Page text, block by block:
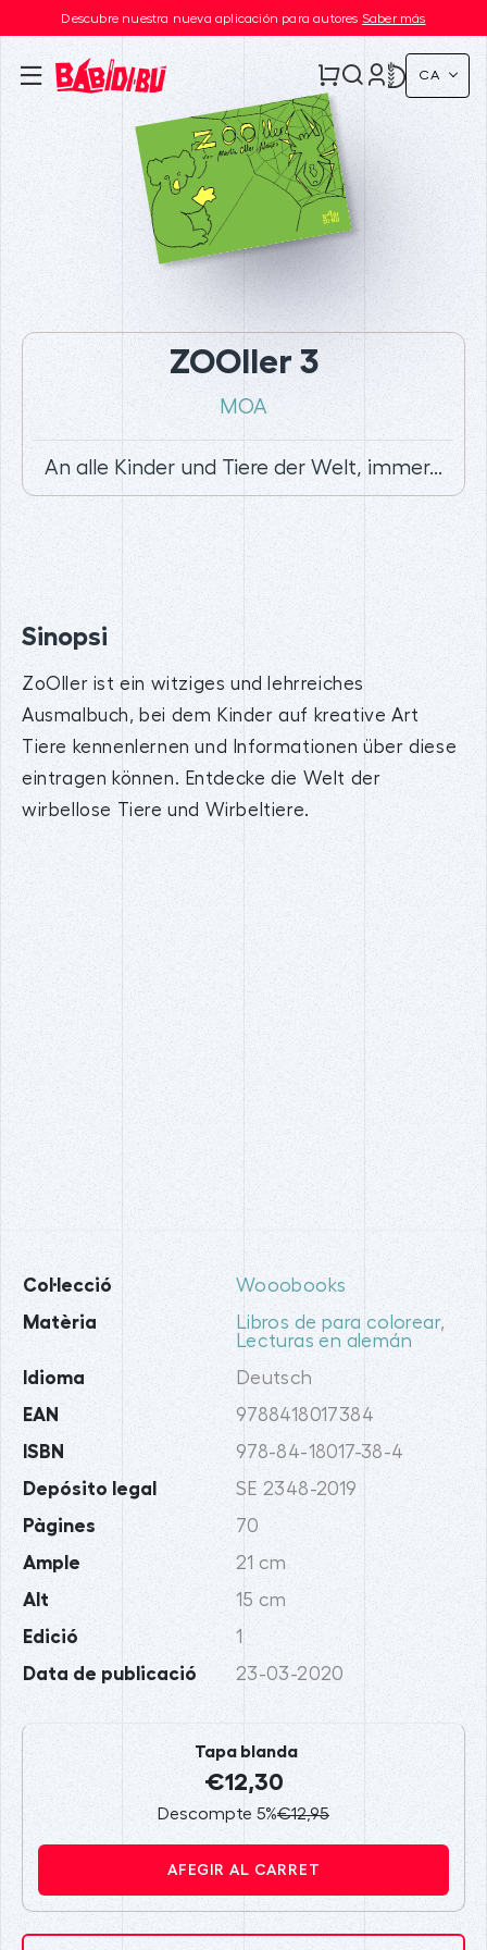
Descubre nuestra nueva aplicación para autores Saber más
CA
ZOOller 3
MOA
An alle Kinder und Tiere der Welt, immer...
Sinopsi
ZoOller ist ein witziges und lehrreiches
Ausmalbuch, bei dem Kinder auf kreative Art
Tiere kennenlernen und Informationen über diese
eintragen können. Entdecke die Welt der
wirbellose Tiere und Wirbeltiere.
Col·lecció Wooobooks
Matèria Libros de para colorear,
Lecturas en alemán
Idioma Deutsch
EAN 9788418017384
ISBN 978-84-18017-38-4
Depósito legal SE 2348-2019
Pàgines 70
Ample 21 cm
Alt 15 cm
Edició 1
Data de publicació 23-03-2020
Tapa blanda
€12,30
Descompte 5%€12,95
AFEGIR AL CARRET